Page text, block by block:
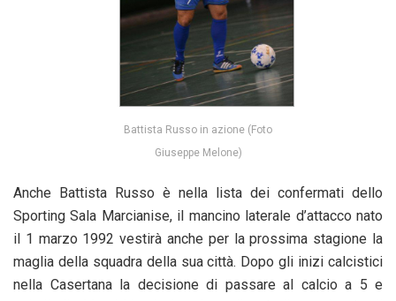
Battista Russo in azione (Foto
Giuseppe Melone)
Anche Battista Russo è nella lista dei confermati dello
Sporting Sala Marcianise, il mancino laterale d’attacco nato
il 1 marzo 1992 vestirà anche per la prossima stagione la
maglia della squadra della sua città. Dopo gli inizi calcistici
nella Casertana la decisione di passare al calcio a 5 e